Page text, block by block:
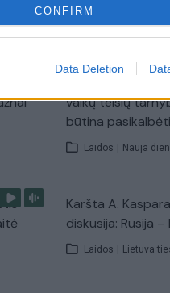
CONFIRM
Data Deletion
vaikų teisių
būtina pasikalbėti
Laidos | Nauja
Karšta A.
diskusija: Rusija
Laidos | Lietuva